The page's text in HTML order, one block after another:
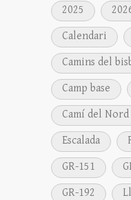
2025
Calendari
Camins del
Camp base
Camí del Nord
Escalada
GR-151
GR-192